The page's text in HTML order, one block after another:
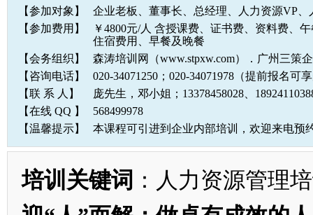
【参加对象】
企业老板、董事长、总经理、人力资源VP
【参加费用】
￥4800元/人 含授课费、证书费、资料费、
住宿费用、早餐及晚餐
【会务组织】
森涛培训网（www.stpxw.com）．广州三策
【咨询电话】
020-34071250；020-34071978（提前报名可
【联 系 人】
庞先生，邓小姐；13378458028、
【在线 QQ 】
568499978
【温馨提示】
本课程可引进到企业内部培训，欢迎来电预
培训关键词 ：人力资源管理